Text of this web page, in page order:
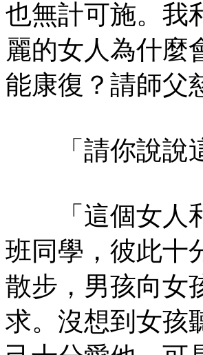
也無計可施。我
麗的女人為什麼
能康復？請師父
「請你說說這
「這個女人和
班同學，彼此十
散步，男孩向女
求。沒想到女孩